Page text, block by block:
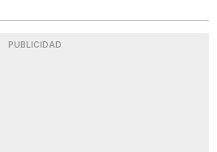
PUBLICIDAD